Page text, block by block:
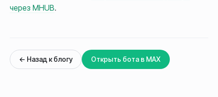
через MHUB.
← Назад к блогу Открыть бота в MAX